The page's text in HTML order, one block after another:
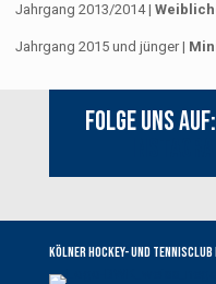
Jahrgang 2013/2014 |
Jahrgang 2015 und jünger |
Folge uns
Kölner Hockey- und Tennisclub